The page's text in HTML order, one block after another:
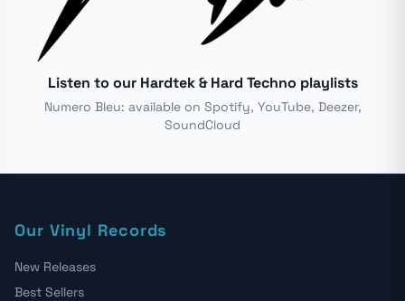
Listen to our Hardtek & Hard Techno playlists
Numero Bleu: available on Spotify, YouTube, Deezer,
SoundCloud
Our Vinyl Records
New Releases
Best Sellers